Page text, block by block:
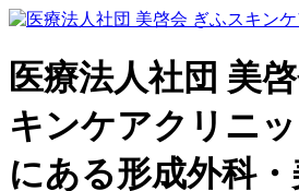
医療法人社団 美
キンケアクリニ
にある形成外科・